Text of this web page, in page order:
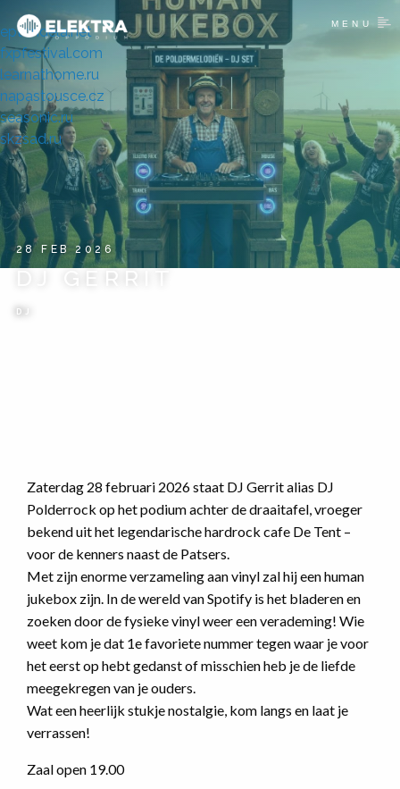
eptondela.net
fxpfestival.com
learnathome.ru
napastousce.cz
seasonic.ru
skzsad.ru
MENU
28 FEB 2026
DJ GERRIT
DJ
Zaterdag 28 februari 2026 staat DJ Gerrit alias DJ
Polderrock op het podium achter de draaitafel, vroeger
bekend uit het legendarische hardrock cafe De Tent –
voor de kenners naast de Patsers.
Met zijn enorme verzameling aan vinyl zal hij een human
jukebox zijn. In de wereld van Spotify is het bladeren en
zoeken door de fysieke vinyl weer een verademing! Wie
weet kom je dat 1e favoriete nummer tegen waar je voor
het eerst op hebt gedanst of misschien heb je de liefde
meegekregen van je ouders.
Wat een heerlijk stukje nostalgie, kom langs en laat je
verrassen!
Zaal open 19.00